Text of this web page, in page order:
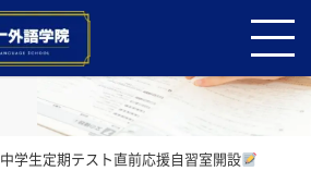
中学生定期テスト直前応援自習室開設